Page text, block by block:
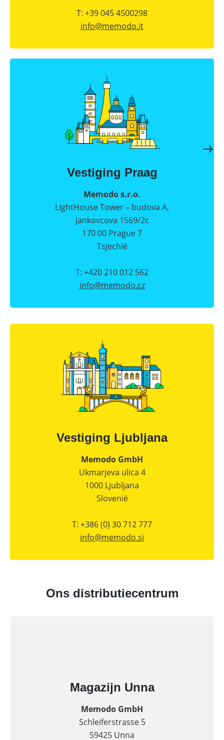
T: +39 045 4500298
info@memodo.it
Vestiging Praag
Memodo s.r.o.
LightHouse Tower – budova A,
Jankovcova 1569/2c
170 00 Prague 7
Tsjechië
T: +420 210 012 562
info@memodo.cz
Vestiging Ljubljana
Memodo GmbH
Ukmarjeva ulica 4
1000 Ljubljana
Slovenië
T: +386 (0) 30 712 777
info@memodo.si
Ons distributiecentrum
Magazijn Unna
Memodo GmbH
Schleiferstrasse 5
59425 Unna